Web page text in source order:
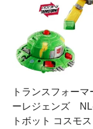
トランスフォーマ
ーレジェンズ
トボット コスモ